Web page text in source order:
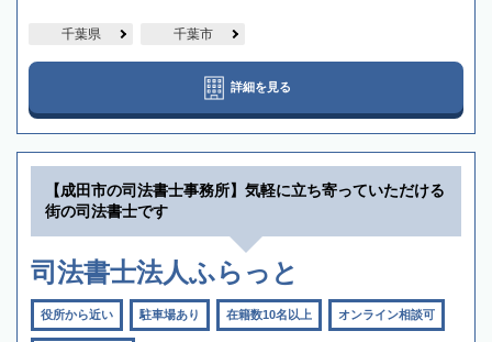
千葉県 千葉市
詳細を見る
【成田市の司法書士事務所】気軽に立ち寄っていただける
街の司法書士です
司法書士法人ふらっと
役所から近い 駐車場あり 在籍数10名以上 オンライン相談可